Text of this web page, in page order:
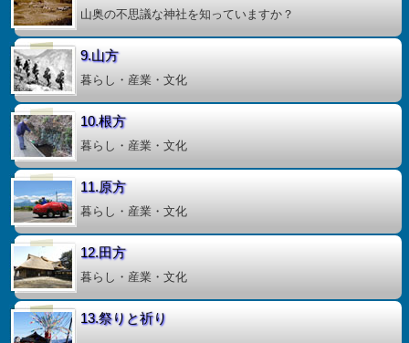
山奥の不思議な神社を知っていますか？
9.山方
暮らし・産業・文化
10.根方
暮らし・産業・文化
11.原方
暮らし・産業・文化
12.田方
暮らし・産業・文化
13.祭りと祈り